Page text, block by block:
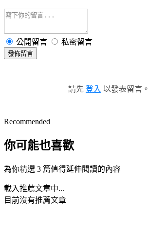
公開留言 私密留言
發佈留言
請先 登入 以發表留言。
Recommended
你可能也喜歡
為你精選 3 篇值得延伸閱讀的內容
載入推薦文章中...
目前沒有推薦文章